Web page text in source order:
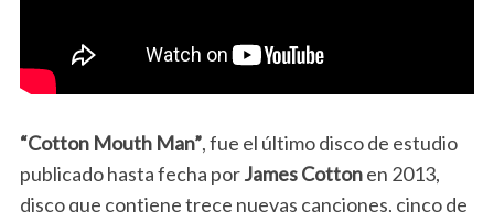
“Cotton Mouth Man”, fue el último disco de estudio
publicado hasta fecha porJames Cottonen 2013,
disco que contiene trece nuevas canciones, cinco de